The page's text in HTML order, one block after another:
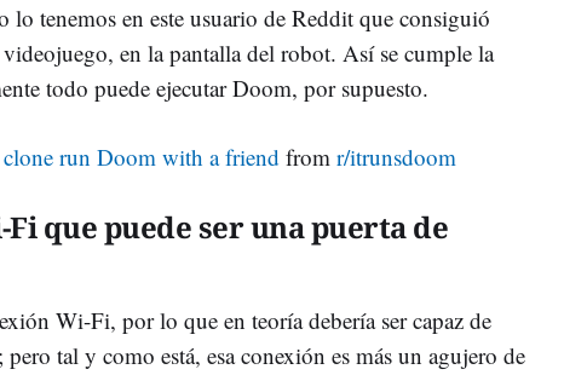
lo tenemos en este usuario de Reddit que consiguió
en la pantalla del robot. Así se cumple la
todo puede ejecutar Doom, por supuesto.
run Doom with a friend from r/itrunsdoom
que puede ser una puerta de
Wi-Fi, por lo que en teoría debería ser capaz de
tal y como está, esa conexión es más un agujero de